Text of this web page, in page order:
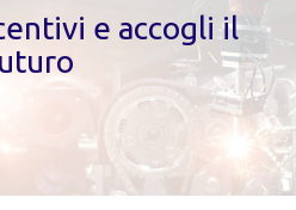
e accogli il